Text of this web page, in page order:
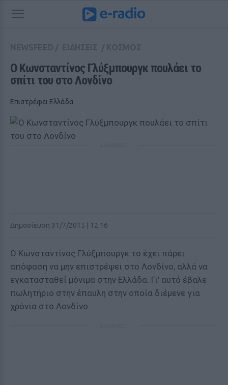
Ο Κωνσταντίνος Γλύξμπουργκ πουλάει το
σπίτι του στο Λονδίνο
Επιστρέφει Ελλάδα
Δημοσίευση 31/7/2015 | 12:16
Ο Κωνσταντίνος Γλύξμπουργκ το έχει πάρει
απόφαση να μην επιστρέψει στο Λονδίνο, αλλά να
εγκατασταθεί μόνιμα στην Ελλάδα. Γι' αυτό έβαλε
πωλητήριο στην έπαυλη στην οποία διέμενε για
χρόνια στο Λονδίνο.